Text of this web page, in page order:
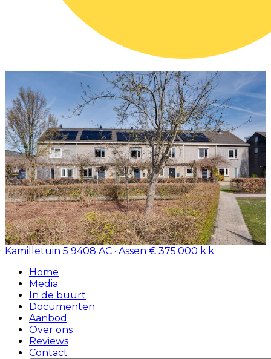
Kamilletuin 5 9408 AC · Assen € 375.000 k.k.
Home
Media
In de buurt
Documenten
Aanbod
Over ons
Reviews
Contact